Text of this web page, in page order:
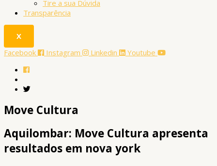
Tire a sua Dúvida
Transparência
X
Facebook
Instagram Linkedin Youtube
Move Cultura
Aquilombar: Move Cultura apresenta
resultados em nova york